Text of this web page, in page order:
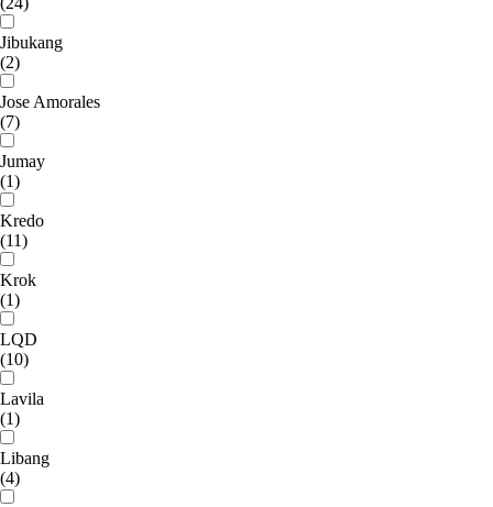
Jibukang
(2)
Jose Amorales
(7)
Jumay
(1)
Kredo
(11)
Krok
(1)
LQD
(10)
Lavila
(1)
Libang
(4)